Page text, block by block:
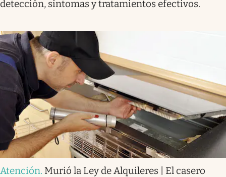
detección, síntomas y tratamientos efectivos.
Atención. Murió la Ley de Alquileres | El casero